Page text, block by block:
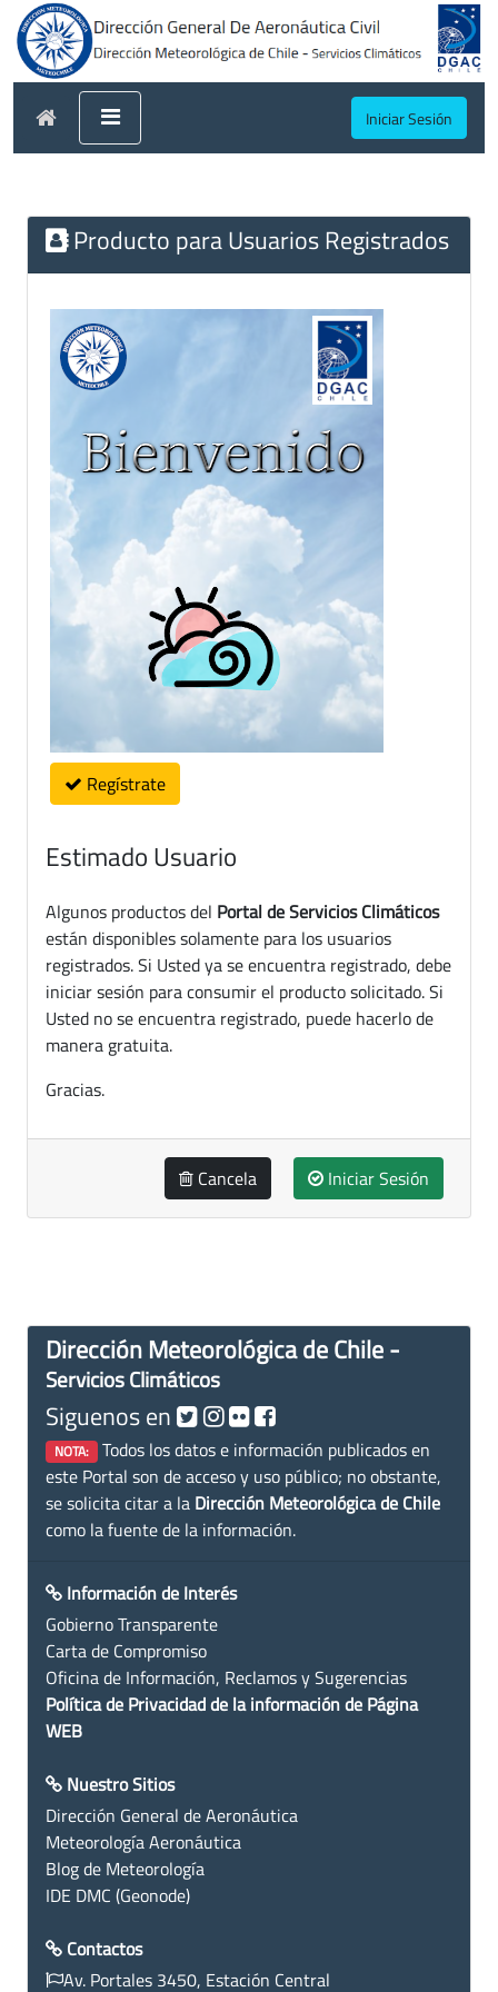
Iniciar Sesión
Producto para Usuarios Registrados
Regístrate
Estimado Usuario
Algunos productos del Portal de Servicios Climáticos
están disponibles solamente para los usuarios
registrados. Si Usted ya se encuentra registrado, debe
iniciar sesión para consumir el producto solicitado. Si
Usted no se encuentra registrado, puede hacerlo de
manera gratuita.
Gracias.
Cancela Iniciar Sesión
Dirección Meteorológica de Chile -
Servicios Climáticos
Siguenos en
NOTA: Todos los datos e información publicados en
este Portal son de acceso y uso público; no obstante,
se solicita citar a la Dirección Meteorológica de Chile
como la fuente de la información.
Información de Interés
Gobierno Transparente
Carta de Compromiso
Oficina de Información, Reclamos y Sugerencias
Política de Privacidad de la información de Página
WEB
Nuestro Sitios
Dirección General de Aeronáutica
Meteorología Aeronáutica
Blog de Meteorología
IDE DMC (Geonode)
Contactos
Av. Portales 3450, Estación Central